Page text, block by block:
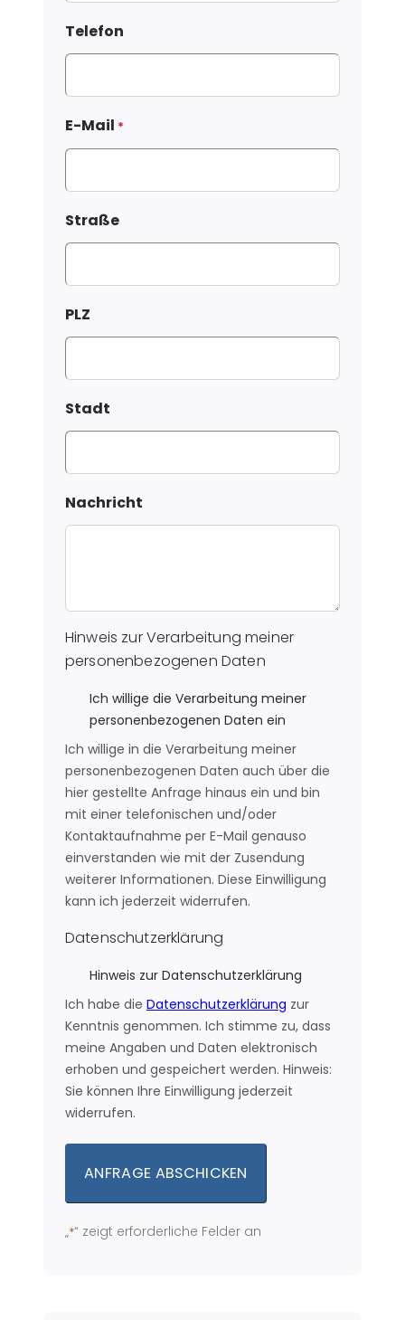
„*“ zeigt erforderliche Felder an
Telefon
E-Mail *
Straße
PLZ
Stadt
Nachricht
Hinweis zur Verarbeitung meiner
personenbezogenen Daten
Ich willige die Verarbeitung meiner
personenbezogenen Daten ein
Ich willige in die Verarbeitung meiner
personenbezogenen Daten auch über die
hier gestellte Anfrage hinaus ein und bin
mit einer telefonischen und/oder
Kontaktaufnahme per E-Mail genauso
einverstanden wie mit der Zusendung
weiterer Informationen. Diese Einwilligung
kann ich jederzeit widerrufen.
Datenschutzerklärung
Hinweis zur Datenschutzerklärung
Ich habe die Datenschutzerklärung zur
Kenntnis genommen. Ich stimme zu, dass
meine Angaben und Daten elektronisch
erhoben und gespeichert werden. Hinweis:
Sie können Ihre Einwilligung jederzeit
widerrufen.
Alternative: